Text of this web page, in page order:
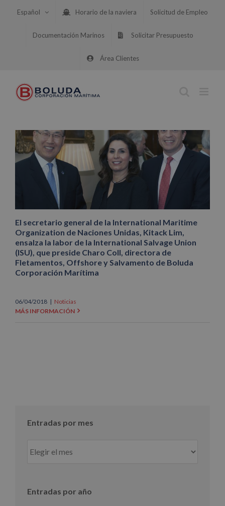
Español Horario de la naviera Solicitud de Empleo
Documentación Marinos Solicitar Presupuesto
Área Clientes
El secretario general de la International Maritime
Organization de Naciones Unidas, Kitack Lim,
ensalza la labor de la International Salvage Union
(ISU), que preside Charo Coll, directora de
Fletamentos, Offshore y Salvamento de Boluda
Corporación Marítima
06/04/2018 | Noticias
MÁS INFORMACIÓN
Entradas por mes
por
Entradas por año